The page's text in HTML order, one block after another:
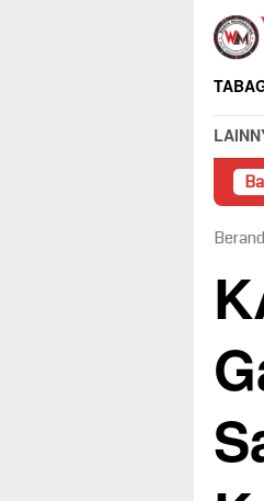
Loncat
konten